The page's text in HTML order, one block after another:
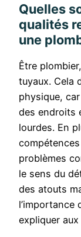
Quelles
qualités
une
Être
tuyaux. Cela
physique,
des endroits
lourdes. En
problèmes
le sens du
des atouts
l’importance
expliquer